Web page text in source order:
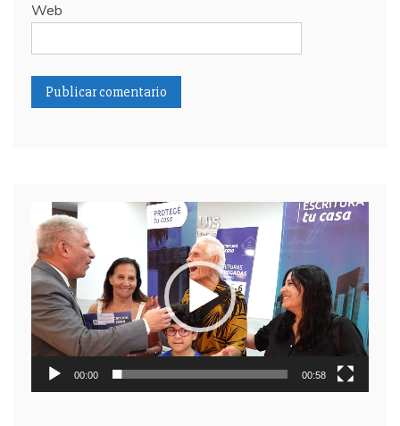
Web
Reproductor
de
video
00:00 00:58